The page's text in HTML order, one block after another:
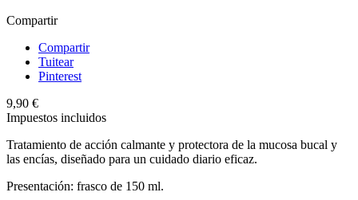
Compartir
Compartir
Tuitear
Pinterest
9,90 €
Impuestos incluidos
Tratamiento de acción calmante y protectora de la mucosa bucal y
las encías, diseñado para un cuidado diario eficaz.
Presentación: frasco de 150 ml.